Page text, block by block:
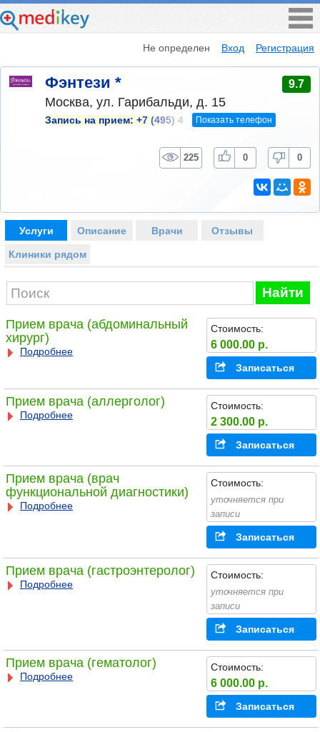
Не определен Вход Регистрация
Фэнтези * 9.7
Москва, ул. Гарибальди, д. 15
Запись на прием: +7 (495) 4 Показать телефон
225 0 0
Услуги Описание Врачи Отзывы
Клиники рядом
Найти
Прием врача (абдоминальный
хирург)
Подробнее
Стоимость:
6 000.00 р.
Записаться
Прием врача (аллерголог)
Подробнее
Стоимость:
2 300.00 р.
Записаться
Прием врача (врач
функциональной диагностики)
Подробнее
Стоимость:
уточняется при
записи
Записаться
Прием врача (гастроэнтеролог)
Подробнее
Стоимость:
уточняется при
записи
Записаться
Прием врача (гематолог)
Подробнее
Стоимость:
6 000.00 р.
Записаться